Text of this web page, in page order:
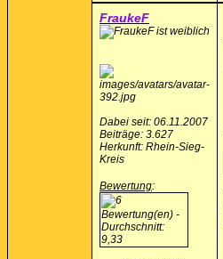
FraukeF
Dabei seit: 06.11.2007
Beiträge: 3.627
Herkunft: Rhein-Sieg-
Kreis
Bewertung: